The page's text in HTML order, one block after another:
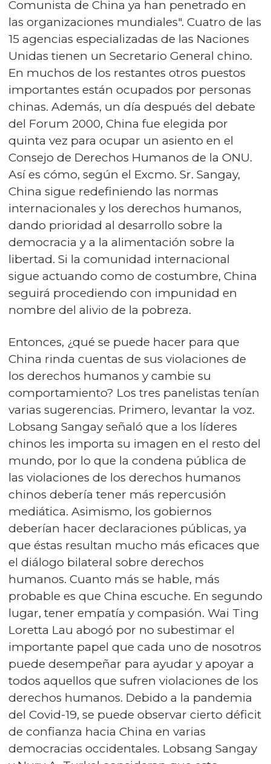
Comunista de China ya han penetrado en
las organizaciones mundiales". Cuatro de las
15 agencias especializadas de las Naciones
Unidas tienen un Secretario General chino.
En muchos de los restantes otros puestos
importantes están ocupados por personas
chinas. Además, un día después del debate
del Forum 2000, China fue elegida por
quinta vez para ocupar un asiento en el
Consejo de Derechos Humanos de la ONU.
Así es cómo, según el Excmo. Sr. Sangay,
China sigue redefiniendo las normas
internacionales y los derechos humanos,
dando prioridad al desarrollo sobre la
democracia y a la alimentación sobre la
libertad. Si la comunidad internacional
sigue actuando como de costumbre, China
seguirá procediendo con impunidad en
nombre del alivio de la pobreza.
Entonces, ¿qué se puede hacer para que
China rinda cuentas de sus violaciones de
los derechos humanos y cambie su
comportamiento? Los tres panelistas tenían
varias sugerencias. Primero, levantar la voz.
Lobsang Sangay señaló que a los líderes
chinos les importa su imagen en el resto del
mundo, por lo que la condena pública de
las violaciones de los derechos humanos
chinos debería tener más repercusión
mediática. Asimismo, los gobiernos
deberían hacer declaraciones públicas, ya
que éstas resultan mucho más eficaces que
el diálogo bilateral sobre derechos
humanos. Cuanto más se hable, más
probable es que China escuche. En segundo
lugar, tener empatía y compasión. Wai Ting
Loretta Lau abogó por no subestimar el
importante papel que cada uno de nosotros
puede desempeñar para ayudar y apoyar a
todos aquellos que sufren violaciones de los
derechos humanos. Debido a la pandemia
del Covid-19, se puede observar cierto déficit
de confianza hacia China en varias
democracias occidentales. Lobsang Sangay